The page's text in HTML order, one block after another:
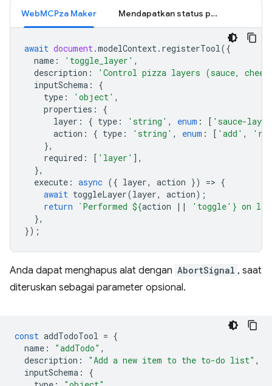
WebMCPza Maker Mendapatkan status pesanan
await document.modelContext. registerTool({
name : 'toggle_layer' ,
description :
'Control pizza layers (sauce,
inputSchema :
{
type : 'object' ,
properties :
{
layer : { type : 'string' , enum : [ 'sauce-
action : { type : 'string' , enum : [ 'add' ,
},
required : [ 'layer' ],
},
execute : async ({ layer, action }) => {
await toggleLayer(layer, action);
return
`Performed ${action || 'toggle' } on
},
});
Anda dapat menghapus alat dengan AbortSignal , saat
diteruskan sebagai parameter opsional.
const addTodoTool = {
name : "addTodo" ,
description : "Add a new item to the to-do list" ,
inputSchema :
{